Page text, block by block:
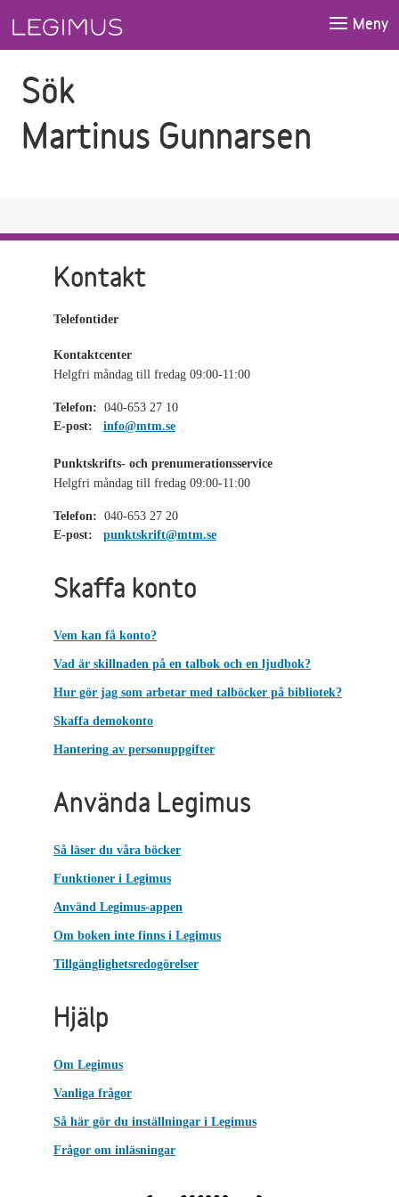
Meny
Sök
Martinus Gunnarsen
Kontakt
Telefontider
Kontaktcenter
Helgfri måndag till fredag 09:00-11:00
Telefon: 040-653 27 10
E-post:
info@mtm.se
Punktskrifts- och prenumerationsservice
Helgfri måndag till fredag 09:00-11:00
Telefon: 040-653 27 20
E-post:
punktskrift@mtm.se
Skaffa konto
Vem kan få konto?
Vad är skillnaden på en talbok och en ljudbok?
Hur gör jag som arbetar med talböcker på bibliotek?
Skaffa demokonto
Hantering av personuppgifter
Använda Legimus
Så läser du våra böcker
Funktioner i Legimus
Använd Legimus-appen
Om boken inte finns i Legimus
Tillgänglighetsredogörelser
Hjälp
Om Legimus
Vanliga frågor
Så här gör du inställningar i Legimus
Frågor om inläsningar